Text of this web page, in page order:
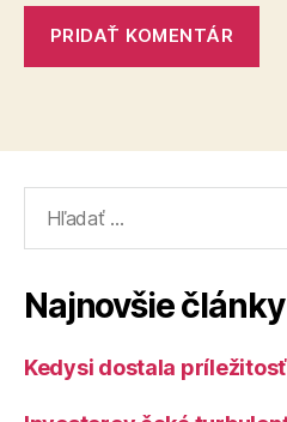
Najnovšie články
Kedysi dostala príležitosť